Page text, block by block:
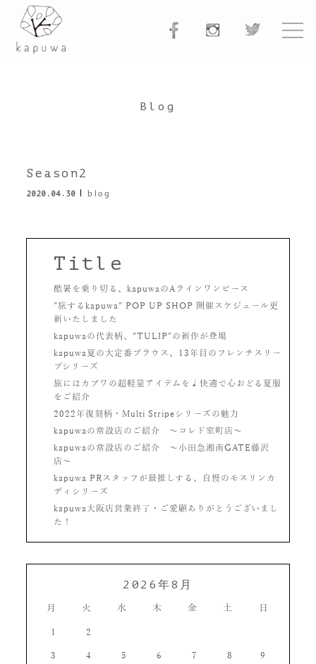
Blog
Season2
2020.04.30 blog
Title
酷暑を乗り切る、kapuwaのAラインワンピース
”旅するkapuwa” POP UP SHOP 開催スケジュール更
新いたしました
kapuwaの代表柄、”TULIP”の新作が登場
kapuwa夏の大定番ブラウス、13年目のフレンチスリー
ブシリーズ
旅にはカプワの超軽量アイテムを♩快適で心おどる夏服
をご紹介
2022年復刻柄・Multi Stripeシリーズの魅力
kapuwaの常設店のご紹介 〜コレド室町店〜
kapuwaの常設店のご紹介 〜小田急湘南GATE藤沢
店〜
kapuwa PRスタッフが最推しする、自慢のモスリンカ
ディシリーズ
kapuwa大阪店営業終了・ご愛顧ありがとうございまし
た！
2026年8月
月 火 水 木 金 土 日
1 2
3 4 5 6 7 8 9